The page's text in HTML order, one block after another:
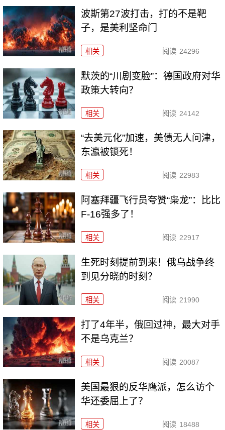
波斯第27波打击，打的不是靶
子，是美利坚命门
相关 阅读 24296
默茨的“川剧变脸”：德国政府对华
政策大转向？
相关 阅读 24142
“去美元化”加速，美债无人问津，
东瀛被锁死！
相关 阅读 22983
阿塞拜疆飞行员夸赞“枭龙”：比比
F-16强多了！
相关 阅读 22917
生死时刻提前到来！俄乌战争终
到见分晓的时刻？
相关 阅读 21990
打了4年半，俄回过神，最大对手
不是乌克兰？
相关 阅读 20087
美国最狠的反华鹰派，怎么访个
华还委屈上了？
相关 阅读 18488